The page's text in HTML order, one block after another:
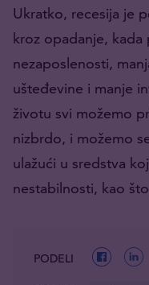
Ukratko, recesija je
kroz opadanje,
nezaposlenosti,
ušteđevine i manje
životu svi možemo
nizbrdo, i možemo
ulažući u sredstva
nestabilnosti, kao
PODELI